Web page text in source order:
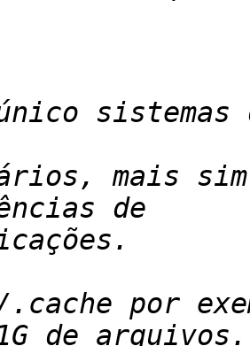
mais
.cache por